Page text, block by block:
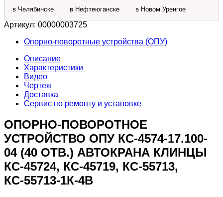
Клинцы
(1451,
40
отв.)
в Челябинске в Нефтеюганске в Новом Уренгое
Артикул: 00000003725
Опорно-поворотные устройства (ОПУ)
Описание
Характеристики
Видео
Чертеж
Доставка
Сервис по ремонту и установке
ОПОРНО-ПОВОРОТНОЕ
УСТРОЙСТВО ОПУ КС-4574-17.100-
04 (40 ОТВ.) АВТОКРАНА КЛИНЦЫ
КС-45724, КС-45719, КС-55713,
КС-55713-1К-4В